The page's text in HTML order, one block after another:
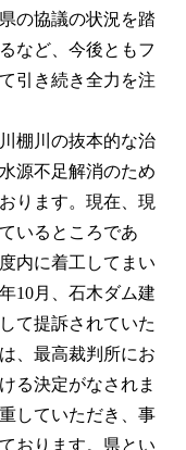
の協議の状況を踏
など、今後ともフ
引き続き全力を注
棚川の抜本的な治
源不足解消のため
ります。現在、現
いるところであ
内に着工してまい
10月、石木ダム建
て提訴されていた
、最高裁判所にお
る決定がなされま
していただき、事
おります。県とい